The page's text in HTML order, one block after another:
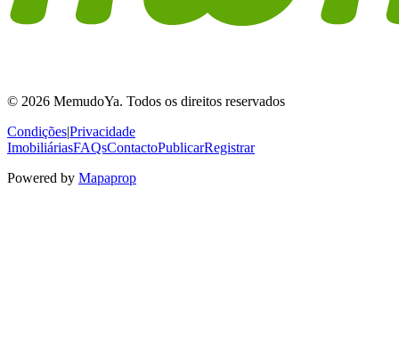
© 2026 MemudoYa. Todos os direitos reservados
Condições|Privacidade
ImobiliáriasFAQsContactoPublicarRegistrar
Powered by Mapaprop